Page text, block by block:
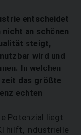
entscheidet
an schönen
steigt,
wird und
In welchen
das größte
echten
Potenzial liegt
hilft, industrielle